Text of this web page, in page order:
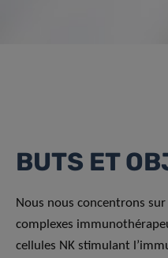
BUTS ET
Nous nous concentrons
complexes
cellules NK stimulant